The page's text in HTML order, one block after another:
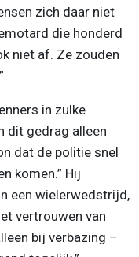
zich daar niet
die honderd
niet af. Ze zouden
in zulke
dit gedrag alleen
dat de politie snel
komen.” Hij
een wielerwedstrijd,
vertrouwen van
bij verbazing –